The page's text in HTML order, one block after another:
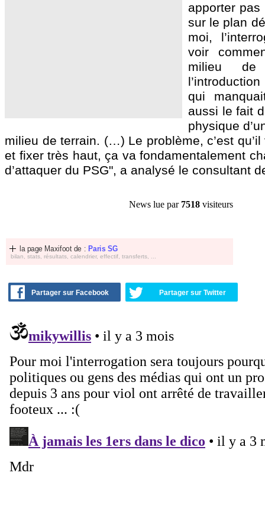
apporter pas
sur le plan
moi,
voir
milieu de
qui
aussi le fait
physique
milieu de terrain. (…) Le problème, c’est
et fixer très haut, ça va fondamentalement
d’attaquer du PSG", a analysé le consultant
News lue par 7518 visiteurs
la page Maxifoot de : Paris SG
bilan, stats, résultats, calendrier, effectif, transferts, ...
Partager sur Facebook Partager sur Twitter